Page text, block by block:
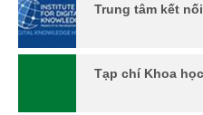
Trung tâm kết
Tạp chí Khoa